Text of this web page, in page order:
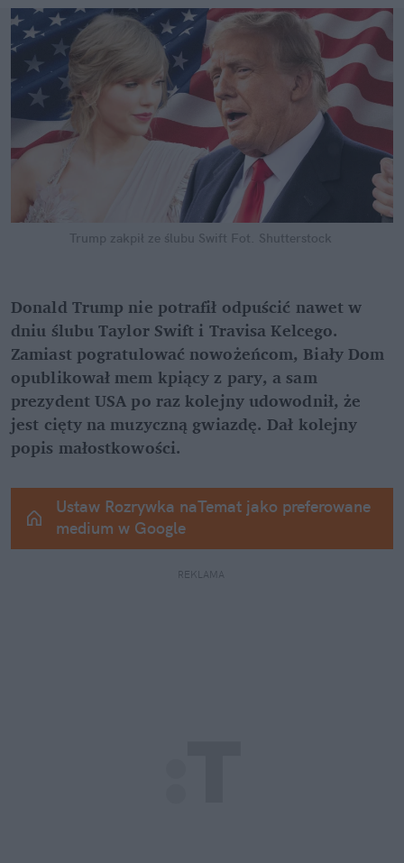
Trump zakpił ze ślubu Swift Fot. Shutterstock
Donald Trump nie potrafił odpuścić nawet w
dniu ślubu Taylor Swift i Travisa Kelcego.
Zamiast pogratulować nowożeńcom, Biały Dom
opublikował mem kpiący z pary, a sam
prezydent USA po raz kolejny udowodnił, że
jest cięty na muzyczną gwiazdę. Dał kolejny
popis małostkowości.
Ustaw Rozrywka naTemat jako preferowane
medium w Google
REKLAMA